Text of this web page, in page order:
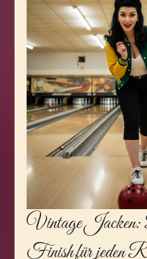
Vintage Jacken:
Finish für jeden